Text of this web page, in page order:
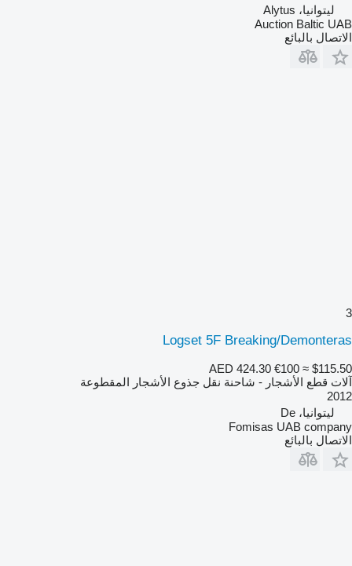
ليتوانيا، Alytus
Auction Baltic UAB
الاتصال بالبائع
3
Logset 5F Breaking/Demonteras
AED 424.30 €100 ≈ $115.50
آلات قطع الأشجار - شاحنة نقل جذوع الأشجار المقطوعة
2012
ليتوانيا، De
Fomisas UAB company
الاتصال بالبائع